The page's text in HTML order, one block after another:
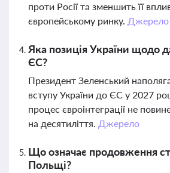
проти Росії та зменшить її
європейському ринку. Джерело
Яка позиція України щодо
ЄС?
Президент Зеленський
вступу України до ЄС у 2027
процес євроінтеграції не
на десятиліття. Джерело
Що означає продовження
Польщі?